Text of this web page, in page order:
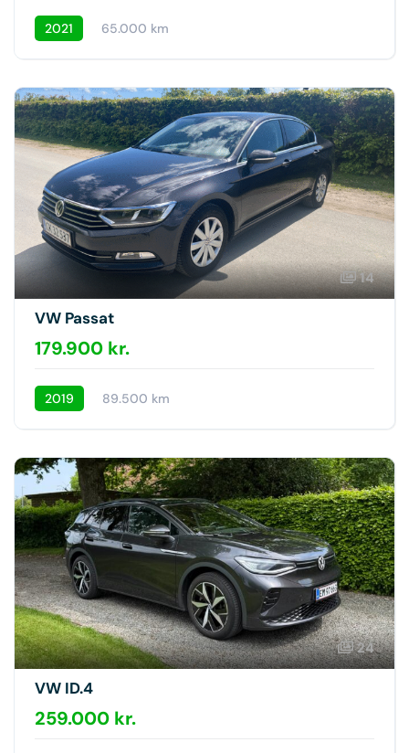
2021 65.000 km
14
VW Passat
179.900 kr.
2019 89.500 km
24
VW ID.4
259.000 kr.